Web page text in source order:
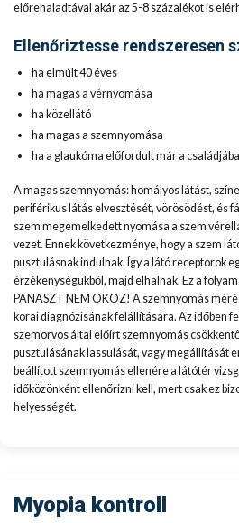
előrehaladtával akár az 5-8 százalékot is
Ellenőriztesse rendszeresen
ha elmúlt 40 éves
ha magas a vérnyomása
ha közellátó
ha magas a szemnyomása
ha a glaukóma előfordult már a
A magas szemnyomás: homályos látást,
periférikus látás elvesztését, vörösödést, és
szem megemelkedett nyomása a szem
vezet. Ennek következménye, hogy a szem
pusztulásnak indulnak. Így a látó receptorok
érzékenységükből, majd elhalnak. Ez a
PANASZT NEM OKOZ! A szemnyomás
korai diagnózisának felállítására. Az időben
szemorvos által előírt szemnyomás
pusztulásának lassulását, vagy megállítását
beállított szemnyomás ellenére a látótér
időközönként ellenőrizni kell, mert csak ez
helyességét.
Myopia kontroll